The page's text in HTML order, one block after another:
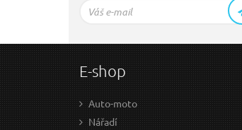
E-shop
Auto-moto
Nářadí